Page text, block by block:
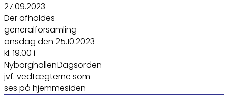
27.09.2023
Der afholdes
generalforsamling
onsdag den 25.10.2023
kl. 19.00 i
NyborghallenDagsorden
jvf. vedtægterne som
ses på hjemmesiden